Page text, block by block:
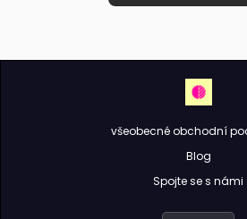
všeobecné obchodní
Blog
Spojte se s námi